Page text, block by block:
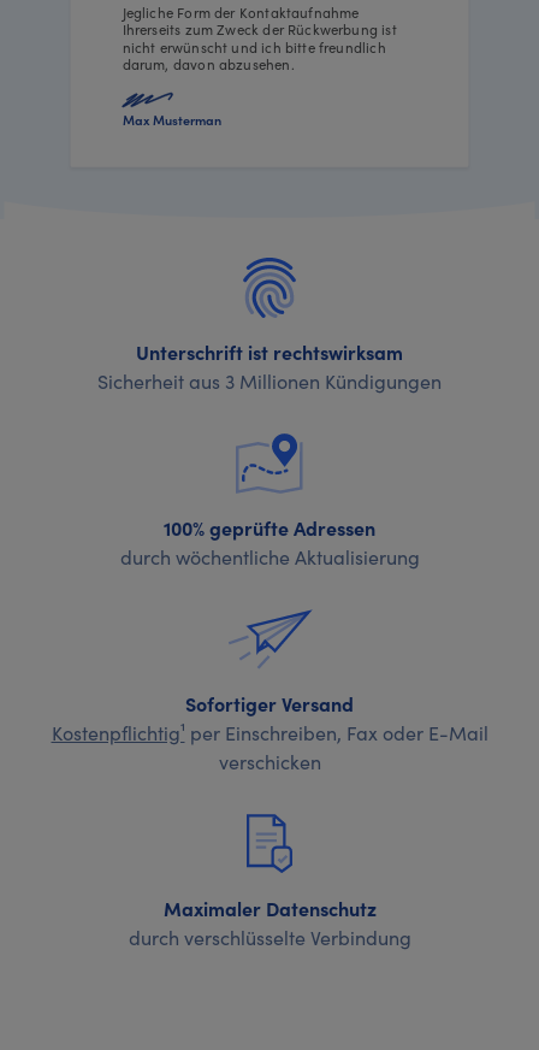
Jegliche Form der Kontaktaufnahme
Ihrerseits zum Zweck der Rückwerbung ist
nicht erwünscht und ich bitte freundlich
darum, davon abzusehen.
Max Musterman
Unterschrift ist rechtswirksam
Sicherheit aus 3 Millionen Kündigungen
100% geprüfte Adressen
durch wöchentliche Aktualisierung
Sofortiger Versand
Kostenpflichtig¹ per Einschreiben, Fax oder E-Mail
verschicken
Maximaler Datenschutz
durch verschlüsselte Verbindung